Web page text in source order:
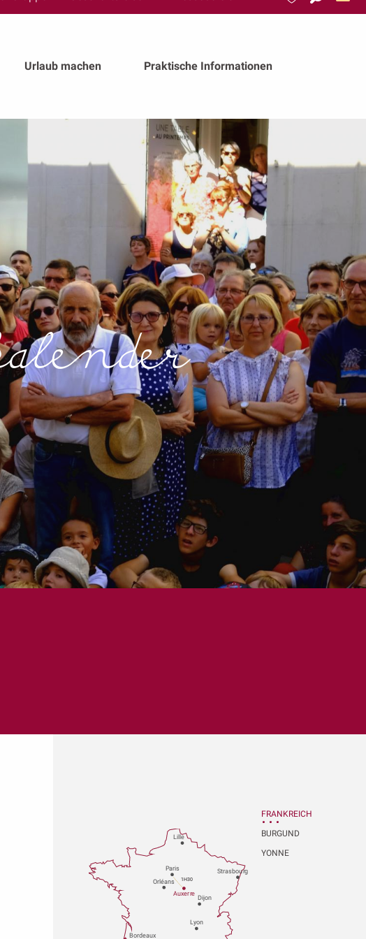
Suche
Urlaub machen Praktische Informationen
aux favoris
Paris
Dijon
Orléans
Bordeaux
Lyon
Auxerre
Strasbourg
Lille
1H30
FRANKREICH
BURGUND
YONNE